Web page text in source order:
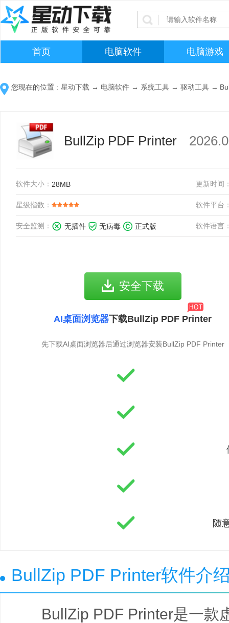
首页 电脑软件 电脑游戏
您现在的位置 : 星动下载 → 电脑软件 → 系统工具 → 驱动工具 →
BullZip PDF Printer
软件大小： 28MB 更新时间
星级指数： 软件平台
安全监测： 无插件 无病毒 正式版 软件语言
安全下载
AI桌面浏览器下载BullZip PDF Printer
先下载AI桌面浏览器后通过浏览器安装BullZip PDF Printer
随
BullZip PDF Printer软件介
BullZip PDF Printer是一款